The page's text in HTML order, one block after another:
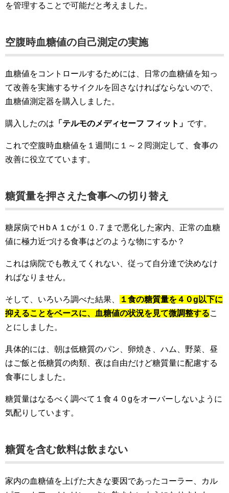
を管理することで可能だと考えました。
空腹時血糖値の自己測定の実施
血糖値をコントロールするためには、日常の血糖値を知っ
て改善を実施するサイクルを回さなければならないので、
血糖値測定器を購入しました。
購入したのは 「テルモのメディセーフ フィット」 です。
これで空腹時血糖値を１週間に１～２囘測定して、食事の
改善に役立てています。
糖質量を押さえた食事への切り替え
糖尿病でＨbＡ１cが１０.７まで悪化した家内、正常の血糖
値に極力近づける食事はどのような物にするか？
これは病院でも教えてくれない、従って自分達で決めなけ
ればなりません。
そして、いろいろ調べた結果、
１食の糖質量を４０g以下に
抑えることをベースに、血糖値の状況を見て微調整するこ
とにしました。
具体的には、朝は低糖質のパン、卵焼き、ハム、野菜、昼
はご飯と低糖質の肉類、夜は自由だけど糖質量に配慮する
食事にしました。
糖質量はなるべく調べて１食４０gをオーバーしないように
気配りしています。
糖質を含む飲料は飲まない
家内の血糖値を上げた大きな要因であったコーラー、カル